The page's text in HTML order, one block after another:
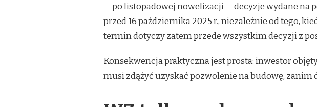
— po listopadowej nowelizacji — decyzje wydane na
przed 16 października 2025 r., niezależnie od tego,
termin dotyczy zatem przede wszystkim decyzji z
Konsekwencja praktyczna jest prosta: inwestor
musi zdążyć uzyskać pozwolenie na budowę, zanim